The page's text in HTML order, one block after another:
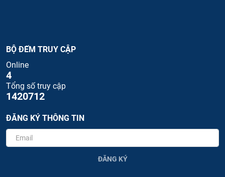
BỘ ĐẾM TRUY CẬP
Online
4
Tổng số truy cập
1420712
ĐĂNG KÝ THÔNG TIN
ĐĂNG KÝ